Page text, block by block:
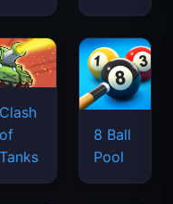
Clash
of
Tanks
8 Ball
Pool